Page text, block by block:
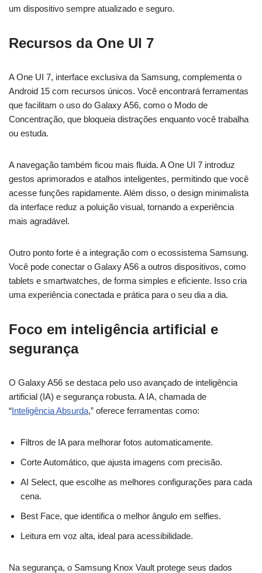
um dispositivo sempre atualizado e seguro.
Recursos da One UI 7
A One UI 7, interface exclusiva da Samsung, complementa o
Android 15 com recursos únicos. Você encontrará ferramentas
que facilitam o uso do Galaxy A56, como o Modo de
Concentração, que bloqueia distrações enquanto você trabalha
ou estuda.
A navegação também ficou mais fluida. A One UI 7 introduz
gestos aprimorados e atalhos inteligentes, permitindo que você
acesse funções rapidamente. Além disso, o design minimalista
da interface reduz a poluição visual, tornando a experiência
mais agradável.
Outro ponto forte é a integração com o ecossistema Samsung.
Você pode conectar o Galaxy A56 a outros dispositivos, como
tablets e smartwatches, de forma simples e eficiente. Isso cria
uma experiência conectada e prática para o seu dia a dia.
Foco em inteligência artificial e
segurança
O Galaxy A56 se destaca pelo uso avançado de inteligência
artificial (IA) e segurança robusta. A IA, chamada de
“Inteligência Absurda,” oferece ferramentas como:
Filtros de IA para melhorar fotos automaticamente.
Corte Automático, que ajusta imagens com precisão.
AI Select, que escolhe as melhores configurações para cada
cena.
Best Face, que identifica o melhor ângulo em selfies.
Leitura em voz alta, ideal para acessibilidade.
Na segurança, o Samsung Knox Vault protege seus dados